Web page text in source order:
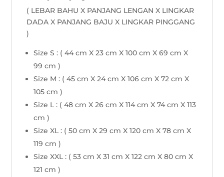
( LEBAR BAHU X PANJANG LENGAN X LINGKAR
DADA X PANJANG BAJU X LINGKAR PINGGANG
)
Size S : ( 44 cm X 23 cm X 100 cm X 69 cm X
99 cm )
Size M : ( 45 cm X 24 cm X 106 cm X 72 cm X
105 cm )
Size L : ( 48 cm X 26 cm X 114 cm X 74 cm X 113
cm )
Size XL : ( 50 cm X 29 cm X 120 cm X 78 cm X
119 cm )
Size XXL : ( 53 cm X 31 cm X 122 cm X 80 cm X
121 cm )